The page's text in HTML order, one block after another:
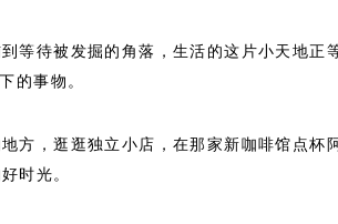
等待被发掘的角落，生活的这片小天地正
的事物。
方，逛逛独立小店，在那家新咖啡馆点杯
时光。